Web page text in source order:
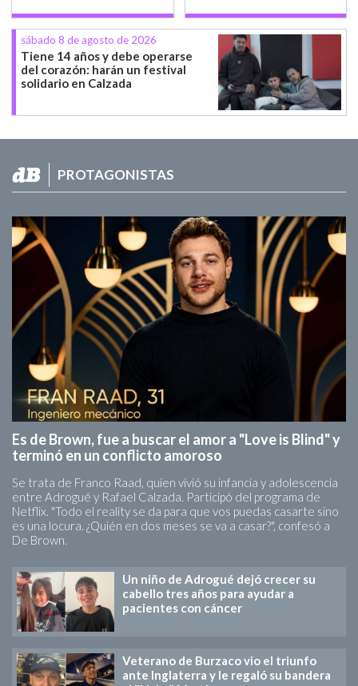
sábado 8 de agosto de 2026
Tiene 14 años y debe operarse
del corazón: harán un festival
solidario en Calzada
PROTAGONISTAS
Es de Brown, fue a buscar el amor a "Love is Blind" y
terminó en un conflicto amoroso
Se trata de Franco Raad, quien vivió su infancia y adolescencia
entre Adrogué y Rafael Calzada. Participó del programa de
Netflix. "Todo el reality se da para que vos puedas casarte sino
es una locura. ¿Quién en dos meses se va a casar?", confesó a
De Brown.
Un niño de Adrogué dejó crecer su
cabello tres años para ayudar a
pacientes con cáncer
Veterano de Burzaco vio el triunfo
ante Inglaterra y le regaló su bandera